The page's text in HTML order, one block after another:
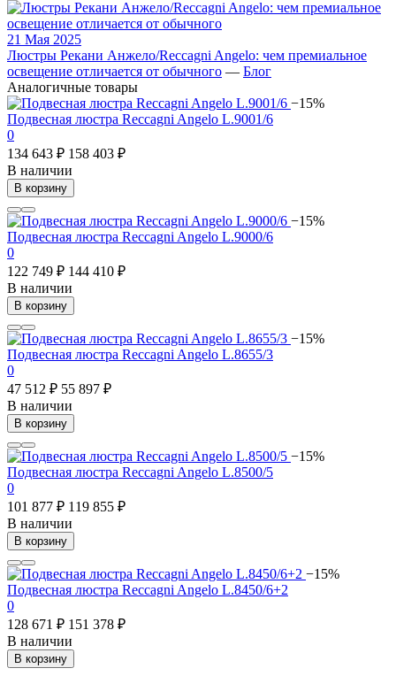
21 Мая 2025
Люстры Рекани Анжело/Reccagni Angelo: чем премиальное
освещение отличается от обычного — Блог
Аналогичные товары
−15%
Подвесная люстра Reccagni Angelo L.9001/6
0
134 643 ₽ 158 403 ₽
В наличии
В корзину
−15%
Подвесная люстра Reccagni Angelo L.9000/6
0
122 749 ₽ 144 410 ₽
В наличии
В корзину
−15%
Подвесная люстра Reccagni Angelo L.8655/3
0
47 512 ₽ 55 897 ₽
В наличии
В корзину
−15%
Подвесная люстра Reccagni Angelo L.8500/5
0
101 877 ₽ 119 855 ₽
В наличии
В корзину
−15%
Подвесная люстра Reccagni Angelo L.8450/6+2
0
128 671 ₽ 151 378 ₽
В наличии
В корзину